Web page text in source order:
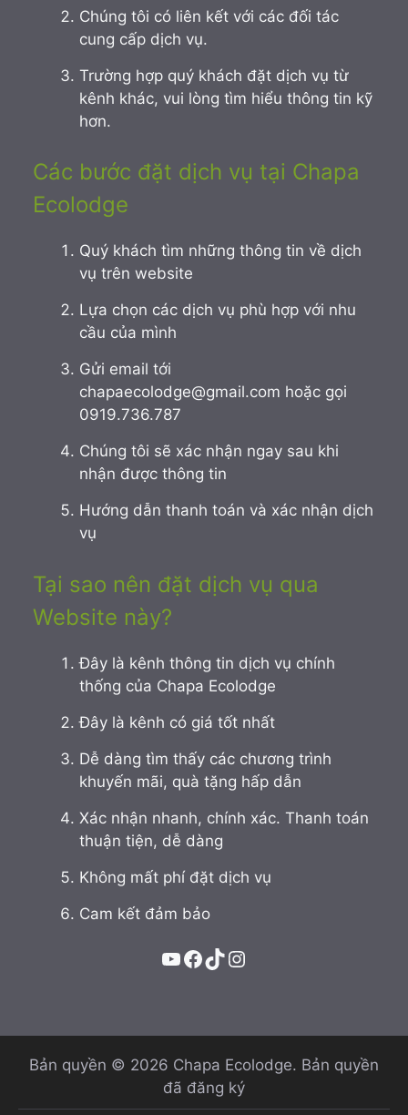
Chúng tôi có liên kết với các đối tác
cung cấp dịch vụ.
Trường hợp quý khách đặt dịch vụ từ
kênh khác, vui lòng tìm hiểu thông tin kỹ
hơn.
Các bước đặt dịch vụ tại Chapa
Ecolodge
Quý khách tìm những thông tin về dịch
vụ trên website
Lựa chọn các dịch vụ phù hợp với nhu
cầu của mình
Gửi email tới
chapaecolodge@gmail.com hoặc gọi
0919.736.787
Chúng tôi sẽ xác nhận ngay sau khi
nhận được thông tin
Hướng dẫn thanh toán và xác nhận dịch
vụ
Tại sao nên đặt dịch vụ qua
Website này?
Đây là kênh thông tin dịch vụ chính
thống của Chapa Ecolodge
Đây là kênh có giá tốt nhất
Dễ dàng tìm thấy các chương trình
khuyến mãi, quà tặng hấp dẫn
Xác nhận nhanh, chính xác. Thanh toán
thuận tiện, dễ dàng
Không mất phí đặt dịch vụ
Cam kết đảm bảo
YouTube Facebook TikTok Instagram
Bản quyền © 2026 Chapa Ecolodge. Bản quyền
đã đăng ký